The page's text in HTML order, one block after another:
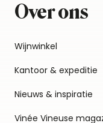
Over ons
Wijnwinkel
Kantoor & expeditie
Nieuws & inspiratie
Vinée Vineuse